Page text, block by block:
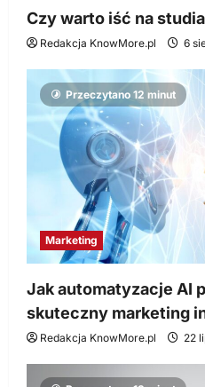
Czy warto iść na
Redakcja KnowMore.pl 6
Przeczytano 12 minut
Marketing
Jak automatyzacje AI
skuteczny marketing
Redakcja KnowMore.pl 22